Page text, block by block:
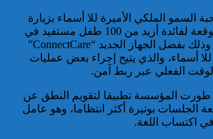
من قيادي
بمنطقة
السمو الملكي الأميرة للا أسماء بزيارة
قاعة ضبط زراعة القوقعة لفائدة أزيد من 100 طفل مستفيد في
إطار برنامج “نسمع”، وذلك بفضل الجهاز الجديد “ConnectCare”
أسماء، والذي يتيح إجراء بعض عمليات
الفعلي عبر ربط آمن.
المؤسسة تطبيقا لتقويم النطق عن
الجلسات بوتيرة أكثر انتظاما، وهو عامل
اكتساب اللغة.